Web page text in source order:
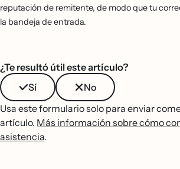
reputación de remitente, de modo que tu
la bandeja de entrada.
¿Te resultó útil este artículo?
Sí
No
Usa este formulario solo para enviar
artículo. Más información sobre cómo
asistencia.